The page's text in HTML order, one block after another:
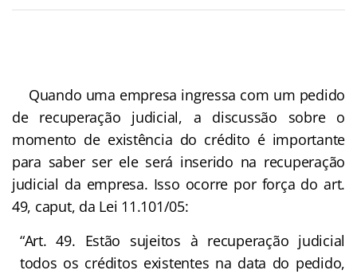
Quando uma empresa ingressa com um pedido
de recuperação judicial, a discussão sobre o
momento de existência do crédito é importante
para saber ser ele será inserido na recuperação
judicial da empresa. Isso ocorre por força do art.
49, caput, da Lei 11.101/05:
“Art. 49. Estão sujeitos à recuperação judicial
todos os créditos existentes na data do pedido,